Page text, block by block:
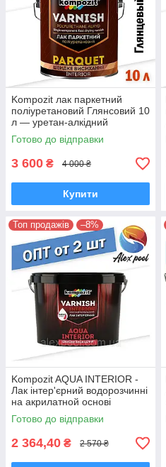
Kompozit лак паркетний
поліуретановий Глянсовий 10
л — уретан-алкідний
високоміцний
Готово до відправки
3 600 ₴ 4 000 ₴
Купити
Топ продажів –8%
Kompozit AQUA INTERIOR -
Лак інтер'єрний водорозчинні
на акрилатной основі
Готово до відправки
2 364,40 ₴ 2 570 ₴